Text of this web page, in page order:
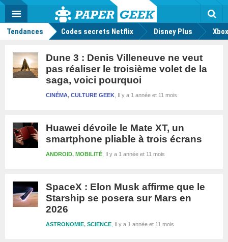
Actu
geek
MENU
Tendances Codes secrets Netflix Disney Plus
Dune 3 : Denis Villeneuve ne veut
pas réaliser le troisième volet de la
saga, voici pourquoi
Il y a 1 année et 11 mois
CINÉMA, CULTURE GEEK
Huawei dévoile le Mate XT, un
smartphone pliable à trois écrans
Il y a 1 année et 11 mois
ANDROID, MOBILITÉ
SpaceX : Elon Musk affirme que le
Starship se posera sur Mars en
2026
Il y a 1 année et 11 mois
ASTRONOMIE, SCIENCE
Mode
FacebookTwitter Youtube